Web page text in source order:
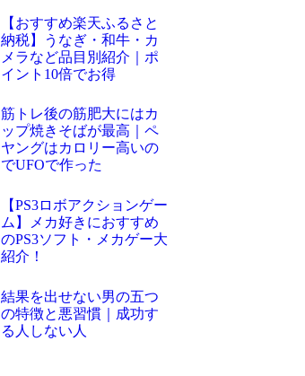
【おすすめ楽天ふるさと
納税】うなぎ・和牛・カ
メラなど品目別紹介｜ポ
イント10倍でお得
筋トレ後の筋肥大にはカ
ップ焼きそばが最高｜ペ
ヤングはカロリー高いの
でUFOで作った
【PS3ロボアクションゲー
ム】メカ好きにおすすめ
のPS3ソフト・メカゲー大
紹介！
結果を出せない男の五つ
の特徴と悪習慣｜成功す
る人しない人